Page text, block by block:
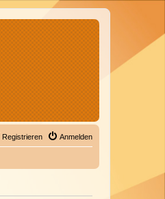
Anmelden
Registrieren